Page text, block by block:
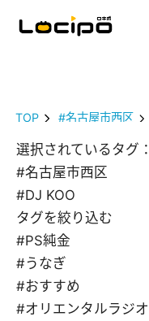
TOP #名古屋市西区
選択されているタグ：
#名古屋市西区
#DJ KOO
タグを絞り込む
#PS純金
#うなぎ
#おすすめ
#オリエンタルラジオ